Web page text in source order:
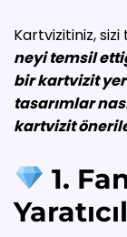
Kartvizitiniz,
neyi temsil
bir kartvizit
tasarımlar
kartvizit
1.